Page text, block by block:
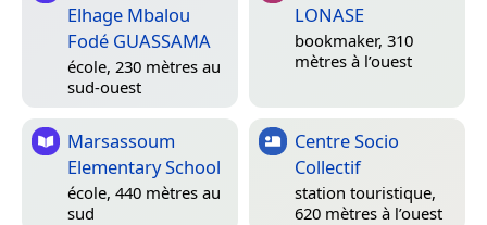
Elhage Mbalou
Fodé GUASSAMA
école, 230 mètres au
sud-ouest
LONASE
bookmaker, 310
mètres à l’ouest
Marsassoum
Elementary School
école, 440 mètres au
sud
Centre Socio
Collectif
station touristique,
620 mètres à l’ouest